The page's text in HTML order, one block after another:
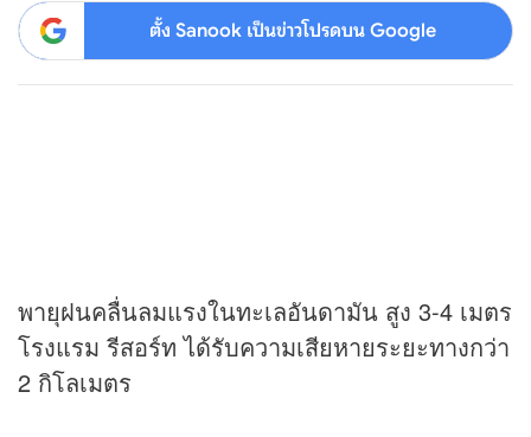
ตั้ง Sanook เป็นข่าวโปรดบน Google
พายุฝนคลื่นลมแรงในทะเลอันดามัน สูง 3-4 เมตร
โรงแรม รีสอร์ท ได้รับความเสียหายระยะทางกว่า
2 กิโลเมตร